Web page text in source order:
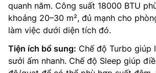
quanh năm. Công suất 18000 BTU
khoảng 20–30 m², đủ mạnh cho
làm việc dưới diện tích đó.
Tiện ích bổ sung: Chế độ Turbo giúp
sưởi ấm nhanh. Chế độ Sleep giúp